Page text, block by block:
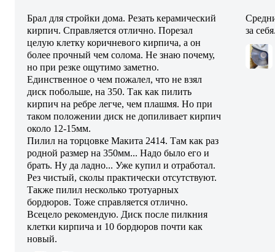
Брал для стройки дома. Резать керамический
кирпич. Справляется отлично. Порезал
целую клетку коричневого кирпича, а он
более прочный чем солома. Не знаю почему,
но при резке ощутимо заметно.
Единственное о чем пожалел, что не взял
диск побольше, на 350. Так как пилить
кирпич на ребре легче, чем плашмя. Но при
таком положении диск не допиливает кирпич
около 12-15мм.
Пилил на торцовке Макита 2414. Там как раз
родной размер на 350мм... Надо было его и
брать. Ну да ладно... Уже купил и отработал.
Рез чистый, сколы практически отсутствуют.
Также пилил несколько тротуарных
бордюров. Тоже справляется отлично.
Всецело рекомендую. Диск после пилкния
клетки кирпича и 10 бордюров почти как
новый.
за